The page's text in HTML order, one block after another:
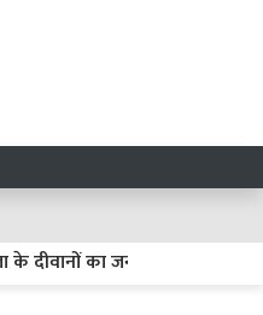
का जनसैलाब